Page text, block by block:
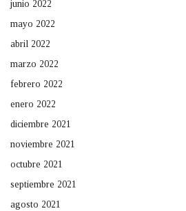
junio 2022
mayo 2022
abril 2022
marzo 2022
febrero 2022
enero 2022
diciembre 2021
noviembre 2021
octubre 2021
septiembre 2021
agosto 2021